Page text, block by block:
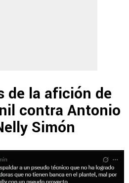
de la afición de
contra Antonio
Simón